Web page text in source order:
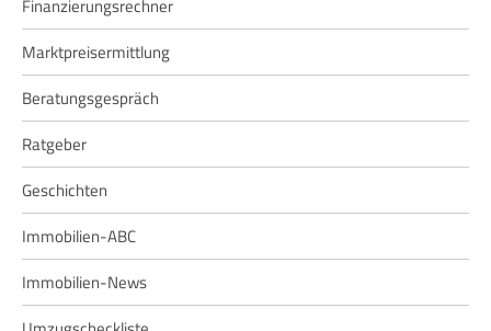
Finanzierungsrechner
Marktpreisermittlung
Beratungsgespräch
Ratgeber
Geschichten
Immobilien-ABC
Immobilien-News